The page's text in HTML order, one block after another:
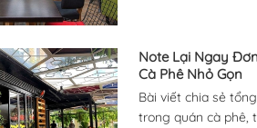
Note Lại Ngay
Cà Phê Nhỏ Gọn
Bài viết chia sẻ
trong quán cà phê,